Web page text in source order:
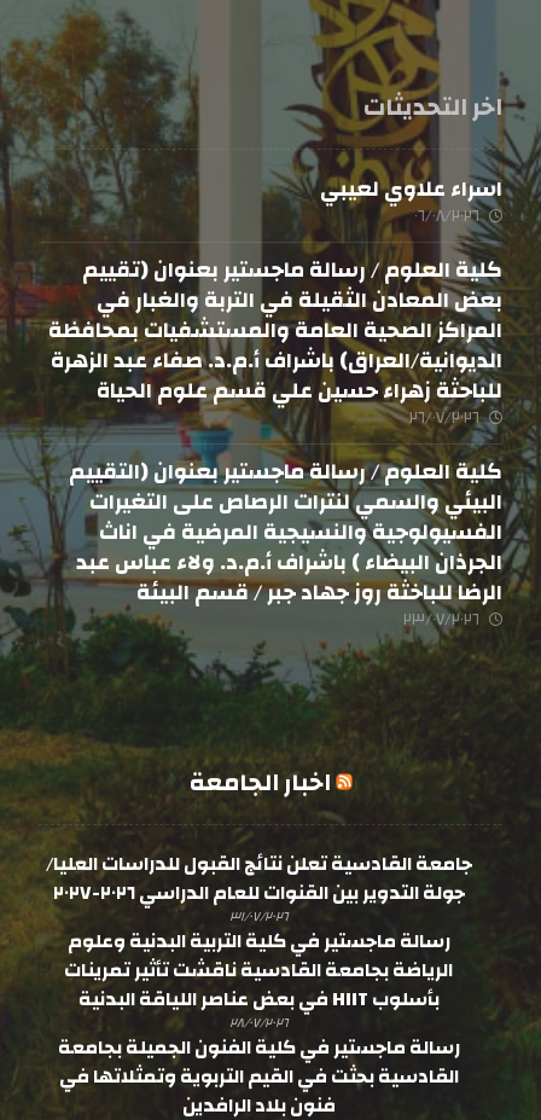
اخر التحديثات
اسراء علاوي لعيبي
٠٦/٠٨/٢٠٢٦
كلية العلوم / رسالة ماجستير بعنوان (تقييم
بعض المعادن الثقيلة في التربة والغبار في
المراكز الصحية العامة والمستشفيات بمحافظة
الديوانية/العراق) باشراف أ.م.د. صفاء عبد الزهرة
للباحثة زهراء حسين علي قسم علوم الحياة
٢٦/٠٧/٢٠٢٦
كلية العلوم / رسالة ماجستير بعنوان (التقييم
البيئي والسمي لنترات الرصاص على التغيرات
الفسيولوجية والنسيجية المرضية في اناث
الجرذان البيضاء ) باشراف أ.م.د. ولاء عباس عبد
الرضا للباخثة روز جهاد جبر / قسم البيئة
٢٣/٠٧/٢٠٢٦
اخبار الجامعة
جامعة القادسية تعلن نتائج القبول للدراسات العليا/
جولة التدوير بين القنوات للعام الدراسي ٢٠٢٦-٢٠٢٧
٣١/٠٧/٢٠٢٦
رسالة ماجستير في كلية التربية البدنية وعلوم
الرياضة بجامعة القادسية ناقشت تأثير تمرينات
بأسلوب HIIT في بعض عناصر اللياقة البدنية
٢٨/٠٧/٢٠٢٦
رسالة ماجستير في كلية الفنون الجميلة بجامعة
القادسية بحثت في القيم التربوية وتمثلاتها في
فنون بلاد الرافدين